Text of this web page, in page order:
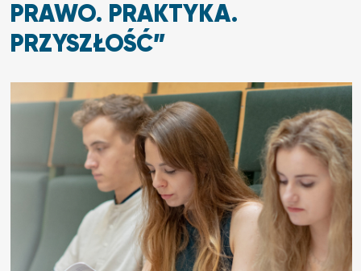
PRAWO. PRAKTYKA.
PRZYSZŁOŚĆ”